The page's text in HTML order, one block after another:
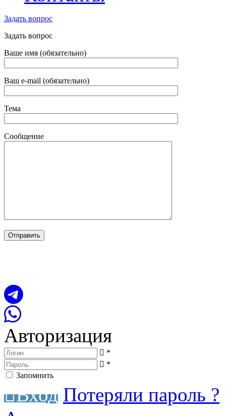
Задать вопрос
Задать вопрос
Ваше имя (обязательно)
Ваш e-mail (обязательно)
Тема
Сообщение
Авторизация
*
*
Запомнить
Вход Потеряли пароль ?